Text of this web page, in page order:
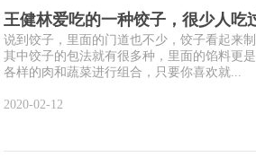
王健林爱吃的一种饺子，很少人吃
说到饺子，里面的门道也不少，饺子看起来
其中饺子的包法就有很多种，里面的馅料更
各样的肉和蔬菜进行组合，只要你喜欢就...
2020-02-12